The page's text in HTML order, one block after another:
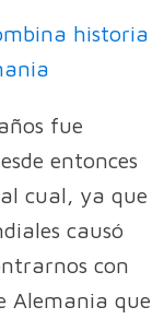
historia
fue
entonces
cual, ya que
causó
con
Alemania que